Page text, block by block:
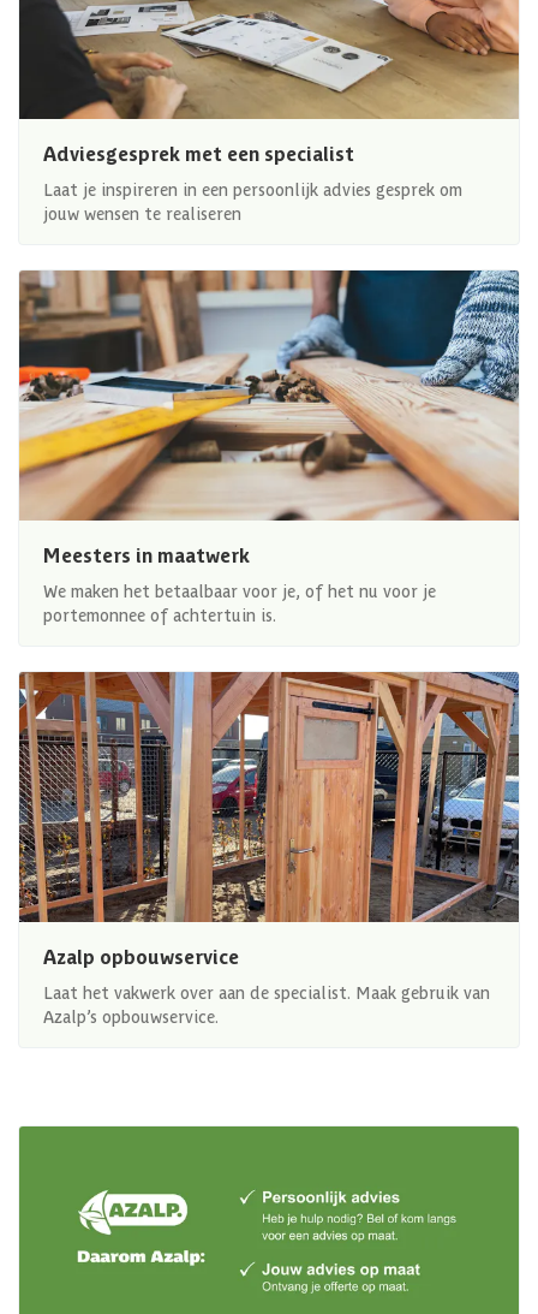
Adviesgesprek met een specialist
Laat je inspireren in een persoonlijk advies gesprek om
jouw wensen te realiseren
Meesters in maatwerk
We maken het betaalbaar voor je, of het nu voor je
portemonnee of achtertuin is.
Azalp opbouwservice
Laat het vakwerk over aan de specialist. Maak gebruik van
Azalp’s opbouwservice.